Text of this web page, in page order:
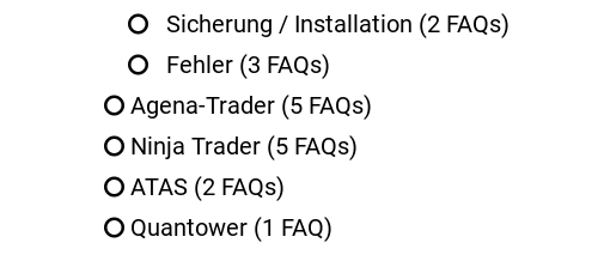
Sicherung / Installation (2 FAQs)
Fehler (3 FAQs)
Agena-Trader (5 FAQs)
Ninja Trader (5 FAQs)
ATAS (2 FAQs)
Quantower (1 FAQ)